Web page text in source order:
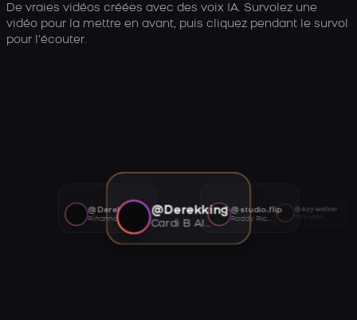
De vraies vidéos créées avec des voix IA. Survolez une
vidéo pour la mettre en avant, puis cliquez pendant le survol
pour l’écouter.
@Derekking
Cardi B AI voice
@studio.flip
Roddy Ricch AI voice
@Ayywalker
@Derekking
Rihanna AI voice